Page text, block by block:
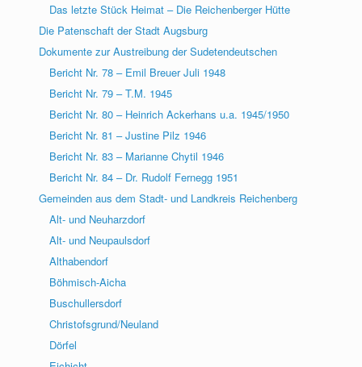
Das letzte Stück Heimat – Die Reichenberger Hütte
Die Patenschaft der Stadt Augsburg
Dokumente zur Austreibung der Sudetendeutschen
Bericht Nr. 78 – Emil Breuer Juli 1948
Bericht Nr. 79 – T.M. 1945
Bericht Nr. 80 – Heinrich Ackerhans u.a. 1945/1950
Bericht Nr. 81 – Justine Pilz 1946
Bericht Nr. 83 – Marianne Chytil 1946
Bericht Nr. 84 – Dr. Rudolf Fernegg 1951
Gemeinden aus dem Stadt- und Landkreis Reichenberg
Alt- und Neuharzdorf
Alt- und Neupaulsdorf
Althabendorf
Böhmisch-Aicha
Buschullersdorf
Christofsgrund/Neuland
Dörfel